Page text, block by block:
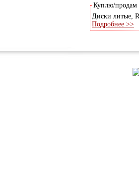
Куплю/
Диски литые,
Подробнее >>